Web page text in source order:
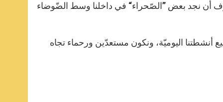
أن نجد بعض ”الصّحراء“ في داخلنا وسط الضّوضاء
اليوميّة، ونكون مستعدّين ورحماء تجاه